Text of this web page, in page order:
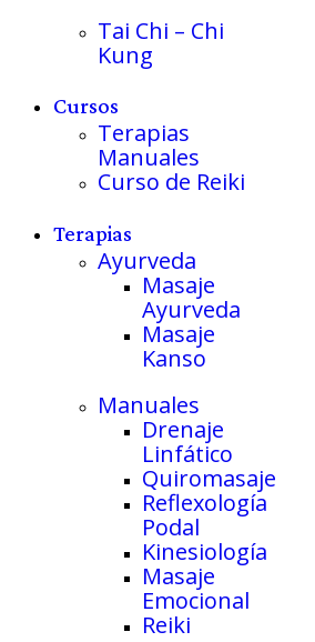
Tai Chi – Chi
Kung
Cursos
Terapias
Manuales
Curso de Reiki
Terapias
Ayurveda
Masaje
Ayurveda
Masaje
Kanso
Manuales
Drenaje
Linfático
Quiromasaje
Reflexología
Podal
Kinesiología
Masaje
Emocional
Reiki